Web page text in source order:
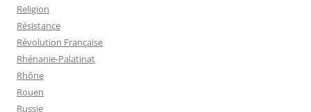
Religion
Résistance
Révolution Française
Rhénanie-Palatinat
Rhône
Rouen
Russie